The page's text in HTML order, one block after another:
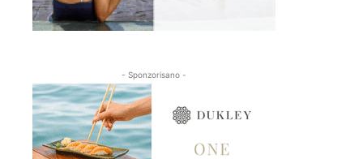
- Sponzorisano -